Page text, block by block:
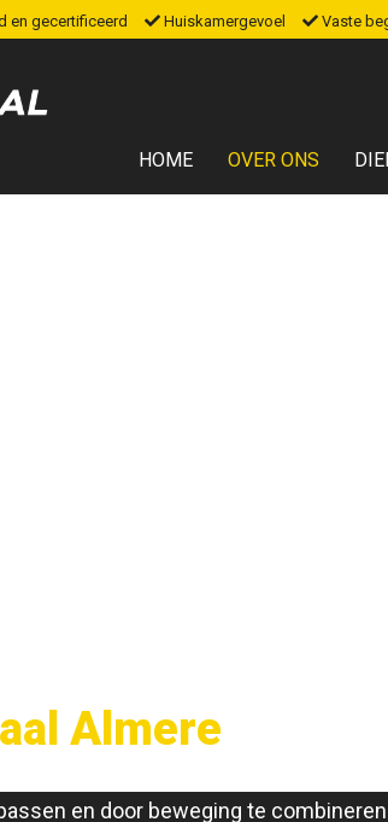
en gecertificeerd Huiskamergevoel Vaste
HOME OVER ONS
Almere
en door beweging te